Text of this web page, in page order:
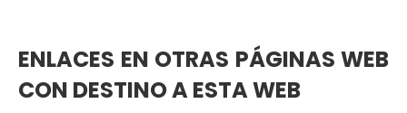
ENLACES EN OTRAS PÁGINAS WEB
CON DESTINO A ESTA WEB